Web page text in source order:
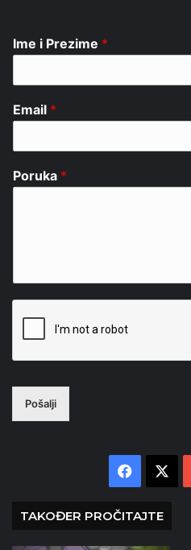
Ime i Prezime *
Email *
Poruka *
Pošalji
TAKOĐER PROČITAJTE